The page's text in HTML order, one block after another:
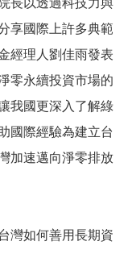
長以透過科技力與
享國際上許多典範
經理人劉佳雨發表
零永續投資市場的
我國更深入了解綠
國際經驗為建立台
加速邁向淨零排放
灣如何善用長期資